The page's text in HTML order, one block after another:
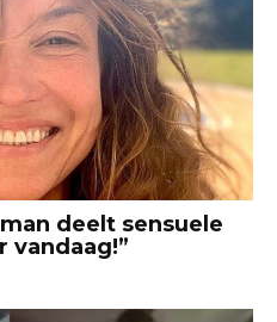
deelt sensuele
vandaag!”